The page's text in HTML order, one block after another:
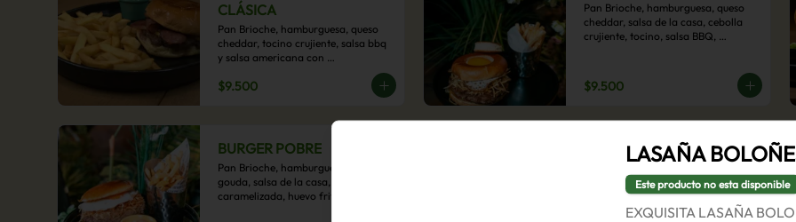
CLÁSICA
Pan Brioche, hamburguesa, queso
cheddar, tocino crujiente, salsa bbq
y salsa americana con
acompañamiento de papas fritas.
$9.500
Pan Brioche, hamburguesa, queso
cheddar, salsa de la casa, cebolla
crujiente, tocino, salsa BBQ,
$9.500
BURGER POBRE
Pan Brioche, hamburguesa, queso
gouda, salsa de la casa, cebolla
caramelizada, huevo frito, y papa
BURGER VEGGIE
poroto negro, rúcula, tomate
laminado, lechuga, champiñón ostra
y cebolla morada en aros,
LASAÑA
Este producto no esta disponible
EXQUISITA LASAÑA